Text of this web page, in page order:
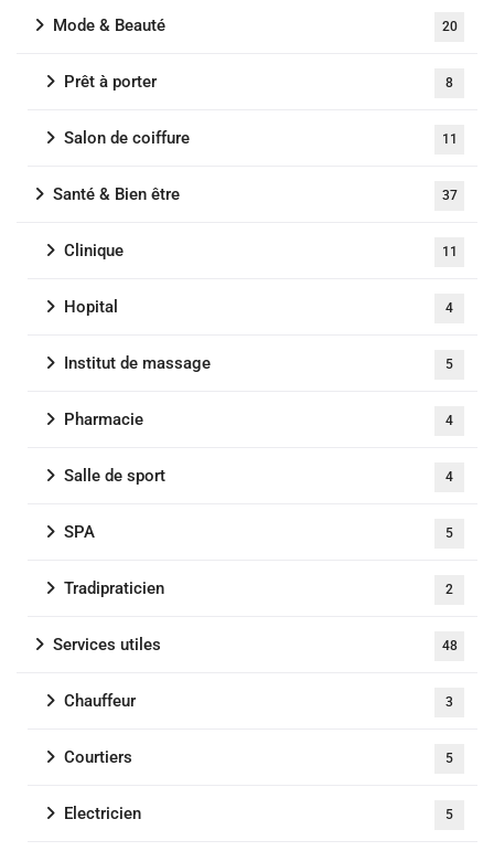
Mode & Beauté 20
Prêt à porter 8
Salon de coiffure 11
Santé & Bien être 37
Clinique 11
Hopital 4
Institut de massage 5
Pharmacie 4
Salle de sport 4
SPA 5
Tradipraticien 2
Services utiles 48
Chauffeur 3
Courtiers 5
Electricien 5